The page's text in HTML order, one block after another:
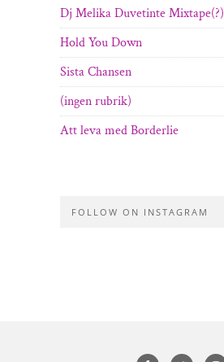
Dj Melika Duvetinte Mixtape(?)
Hold You Down
Sista Chansen
(ingen rubrik)
Att leva med Borderlie
FOLLOW ON INSTAGRAM